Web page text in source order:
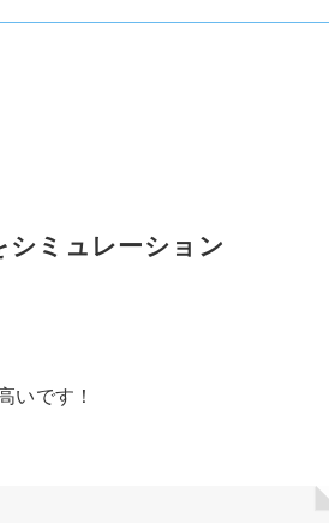
シミュレーション
いです！